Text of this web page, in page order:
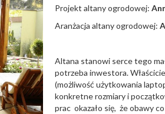
Projekt altany ogrodowej:
Aranżacja altany ogrodowej:
Altana stanowi serce tego
potrzeba inwestora.
(możliwość użytkowania
konkretne rozmiary i
prac okazało się, że obawy